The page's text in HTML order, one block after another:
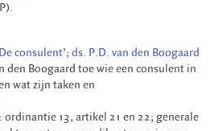
consulent’; ds. P.D. van den Boogaard
den Boogaard toe wie een consulent in
wat zijn taken en
13, artikel 21 en 22; generale